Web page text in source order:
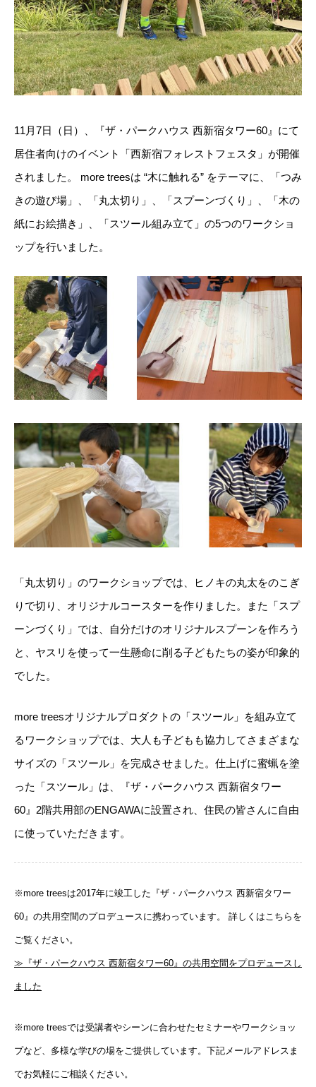
11月7日（日）、『ザ・パークハウス 西新宿タワー60』にて
居住者向けのイベント「西新宿フォレストフェスタ」が開催
されました。 more treesは “木に触れる” をテーマに、「つみ
きの遊び場」、「丸太切り」、「スプーンづくり」、「木の
紙にお絵描き」、「スツール組み立て」の5つのワークショ
ップを行いました。
「丸太切り」のワークショップでは、ヒノキの丸太をのこぎ
りで切り、オリジナルコースターを作りました。また「スプ
ーンづくり」では、自分だけのオリジナルスプーンを作ろう
と、ヤスリを使って一生懸命に削る子どもたちの姿が印象的
でした。
more treesオリジナルプロダクトの「スツール」を組み立て
るワークショップでは、大人も子どもも協力してさまざまな
サイズの「スツール」を完成させました。仕上げに蜜蝋を塗
った「スツール」は、『ザ・パークハウス 西新宿タワー
60』2階共用部のENGAWAに設置され、住民の皆さんに自由
に使っていただきます。
※more treesは2017年に竣工した『ザ・パークハウス 西新宿タワー
60』の共用空間のプロデュースに携わっています。 詳しくはこちらを
ご覧ください。
≫『ザ・パークハウス 西新宿タワー60』の共用空間をプロデュースし
ました
※more treesでは受講者やシーンに合わせたセミナーやワークショッ
プなど、多様な学びの場をご提供しています。下記メールアドレスま
でお気軽にご相談ください。